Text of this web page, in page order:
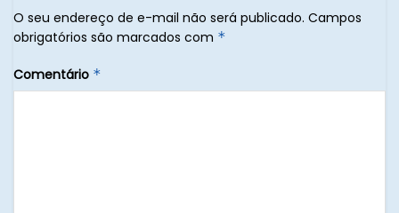
O seu endereço de e-mail não será publicado. Campos
obrigatórios são marcados com *
Comentário *